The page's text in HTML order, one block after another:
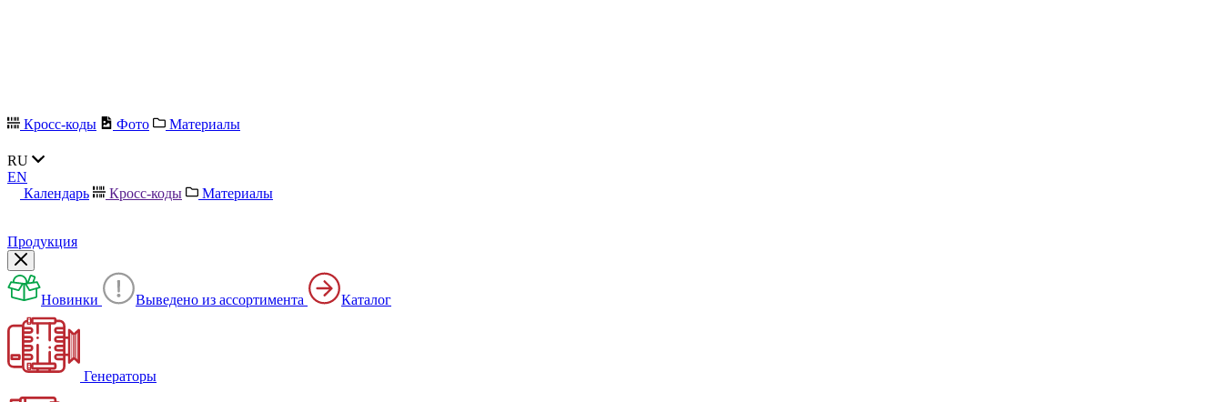
Кросс-коды Фото Материалы
RU
EN
Календарь
Кросс-коды Материалы
Продукция
Новинки Выведено из ассортимента Каталог
Генераторы